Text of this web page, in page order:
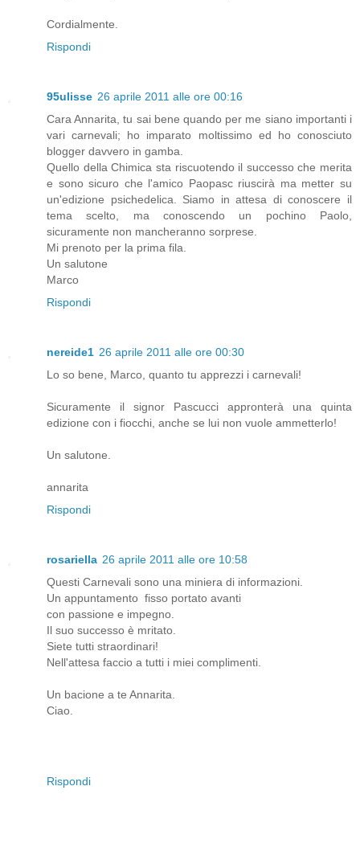
Cordialmente.
Rispondi
95ulisse 26 aprile 2011 alle ore 00:16
Cara Annarita, tu sai bene quando per me siano importanti i
vari carnevali; ho imparato moltissimo ed ho conosciuto
blogger davvero in gamba.
Quello della Chimica sta riscuotendo il successo che merita
e sono sicuro che l'amico Paopasc riuscirà ma metter su
un'edizione psichedelica. Siamo in attesa di conoscere il
tema scelto, ma conoscendo un pochino Paolo,
sicuramente non mancheranno sorprese.
Mi prenoto per la prima fila.
Un salutone
Marco
Rispondi
nereide1 26 aprile 2011 alle ore 00:30
Lo so bene, Marco, quanto tu apprezzi i carnevali!
Sicuramente il signor Pascucci appronterà una quinta
edizione con i fiocchi, anche se lui non vuole ammetterlo!
Un salutone.
annarita
Rispondi
rosariella 26 aprile 2011 alle ore 10:58
Questi Carnevali sono una miniera di informazioni.
Un appuntamento fisso portato avanti
con passione e impegno.
Il suo successo è mritato.
Siete tutti straordinari!
Nell'attesa faccio a tutti i miei complimenti.
Un bacione a te Annarita.
Ciao.
Rispondi